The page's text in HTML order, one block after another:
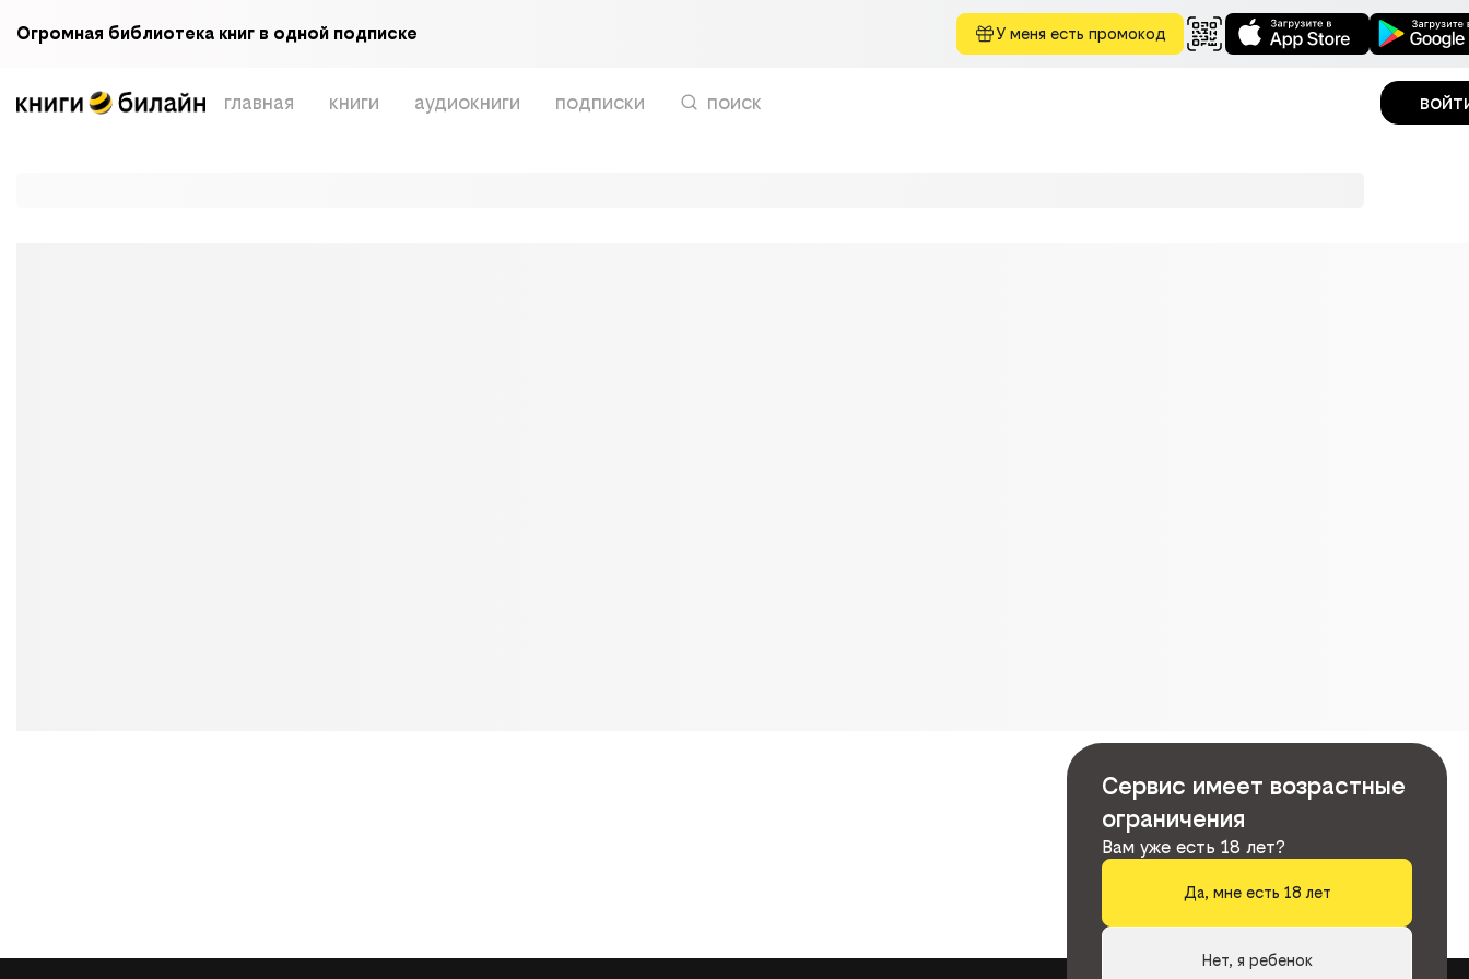
Огромная библиотека книг в одной подписке У меня есть промокод
главная книги аудиокниги подписки поиск
Сервис имеет возрастные
ограничения
Вам уже есть 18 лет?
Да, мне есть 18 лет
Нет, я ребенок